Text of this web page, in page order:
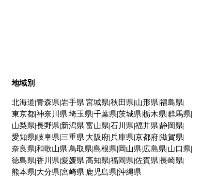
地域別
北海道 青森県 岩手県 宮城県 秋田県 山形県 福島県
東京都神奈川県 埼玉県 千葉県 茨城県 栃木県 群馬県
山梨県 長野県 新潟県 富山県 石川県 福井県 静岡県
愛知県 岐阜県 三重県 大阪府兵庫県 京都府滋賀県
奈良県 和歌山県 鳥取県 島根県 岡山県 広島県 山口県
徳島県 香川県 愛媛県 高知県 福岡県 佐賀県 長崎県
熊本県 大分県 宮崎県 鹿児島県 沖縄県